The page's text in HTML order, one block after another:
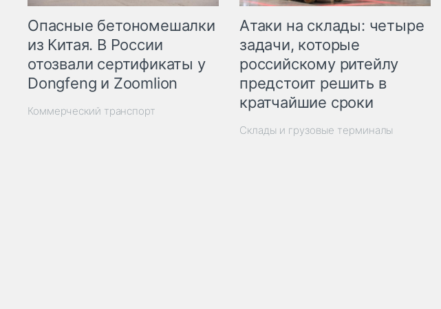
Опасные бетономешалки
из Китая. В России
отозвали сертификаты у
Dongfeng и Zoomlion
Коммерческий транспорт
Атаки на склады: четыре
задачи, которые
российскому ритейлу
предстоит решить в
кратчайшие сроки
Склады и грузовые терминалы